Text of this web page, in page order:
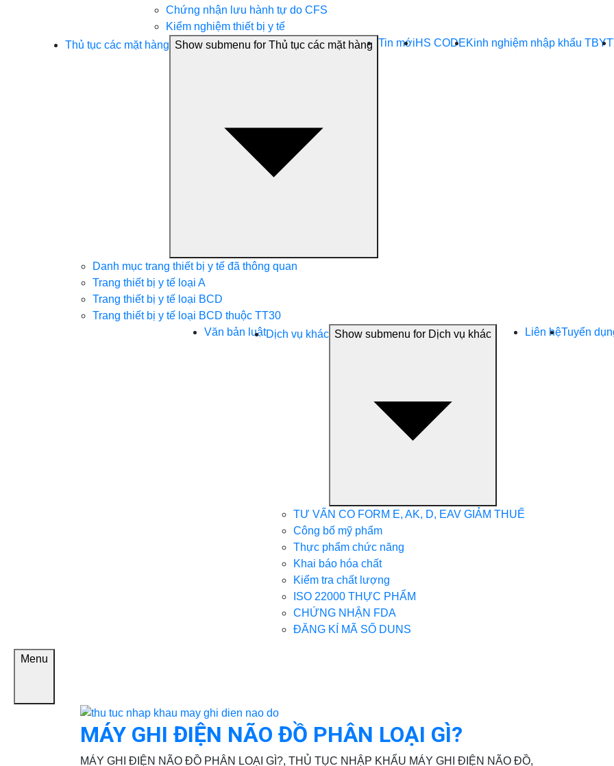
Chứng nhận lưu hành tự do CFS
Kiểm nghiệm thiết bị y tế
Thủ tục các mặt hàng Show submenu for Thủ tục các mặt hàng
Danh mục trang thiết bị y tế đã thông quan
Trang thiết bị y tế loại A
Trang thiết bị y tế loại BCD
Trang thiết bị y tế loại BCD thuộc TT30
Tin mớiHS CODEKinh nghiệm nhập khẩu TBYT
Văn bản luậtDịch vụ khác Show submenu for Dịch vụ khác
TƯ VẤN CO FORM E, AK, D, EAV GIẢM THUẾ
Công bố mỹ phẩm
Thực phẩm chức năng
Khai báo hóa chất
Kiểm tra chất lượng
ISO 22000 THỰC PHẨM
CHỨNG NHẬN FDA
ĐĂNG KÍ MÃ SỐ DUNS
Liên hệTuyển
Menu
MÁY GHI ĐIỆN NÃO ĐỒ PHÂN LOẠI GÌ?
MÁY GHI ĐIỆN NÃO ĐỒ PHÂN LOẠI GÌ?, THỦ TỤC NHẬP KHẨU MÁY GHI ĐIỆN NÃO ĐỒ,